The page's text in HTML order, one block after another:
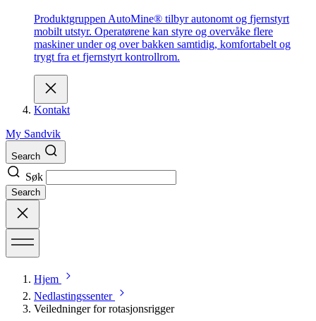
Produktgruppen AutoMine® tilbyr autonomt og fjernstyrt
mobilt utstyr. Operatørene kan styre og overvåke flere
maskiner under og over bakken samtidig, komfortabelt og
trygt fra et fjernstyrt kontrollrom.
Kontakt
My Sandvik
Search
Søk
Search
Hjem
Nedlastingssenter
Veiledninger for rotasjonsrigger